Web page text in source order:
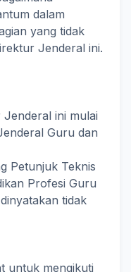
dalam
yang tidak
Jenderal ini.
ini mulai
Guru dan
Petunjuk Teknis
Profesi Guru
tidak
untuk mengikuti